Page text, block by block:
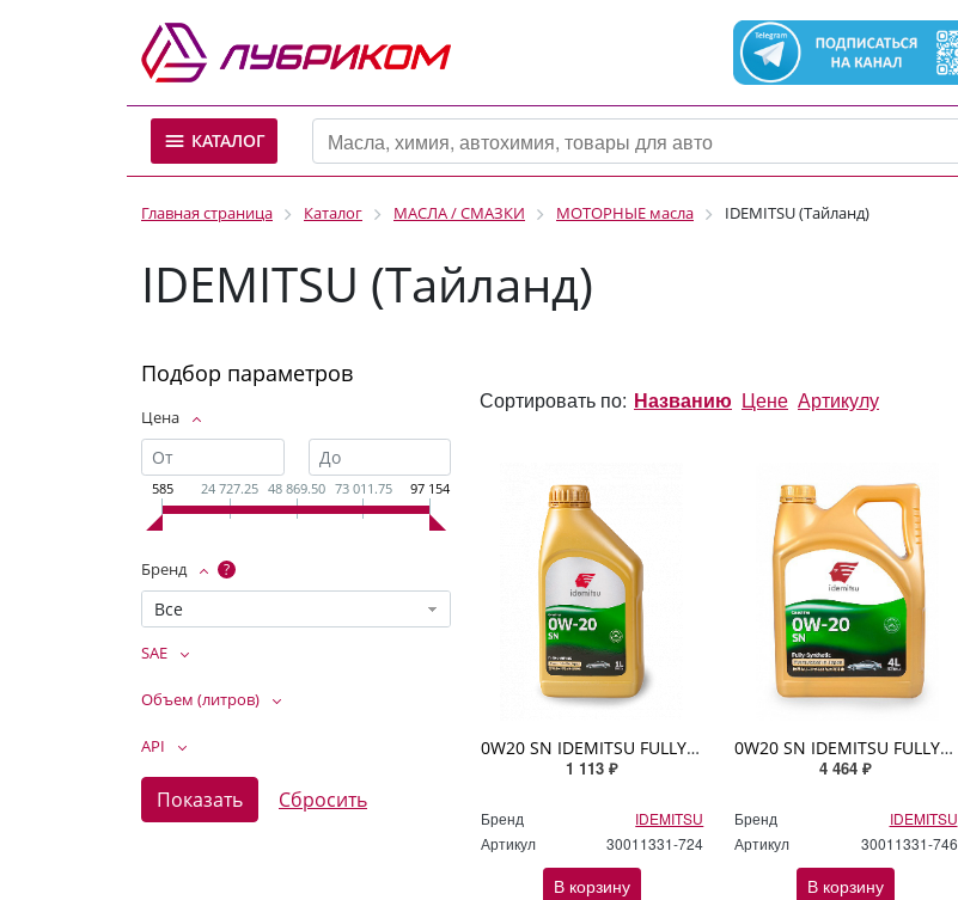
КАТАЛОГ
Главная страница Каталог МАСЛА / СМАЗКИ МОТОРНЫЕ масла IDEMITSU (Тайланд)
IDEMITSU (Тайланд)
Подбор параметров
Цена
585 24 727.25 48 869.50 73 011.75 97 154
Бренд ?
Все
SAE
Объем (литров)
API
Сортировать по: Названию Цене Артикулу
0W20 SN IDEMITSU FULLY-SYNTHETIC 1л синтетическое
1 113 ₽
Бренд
IDEMITSU
Артикул
30011331-724
В корзину
0W20 SN IDEMITSU FULLY-SYNTHETIC 4л синтетическое
4 464 ₽
Бренд
IDEMITSU
Артикул
30011331-746
В корзину